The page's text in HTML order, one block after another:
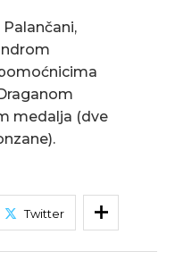
medalja (dve
Twitter